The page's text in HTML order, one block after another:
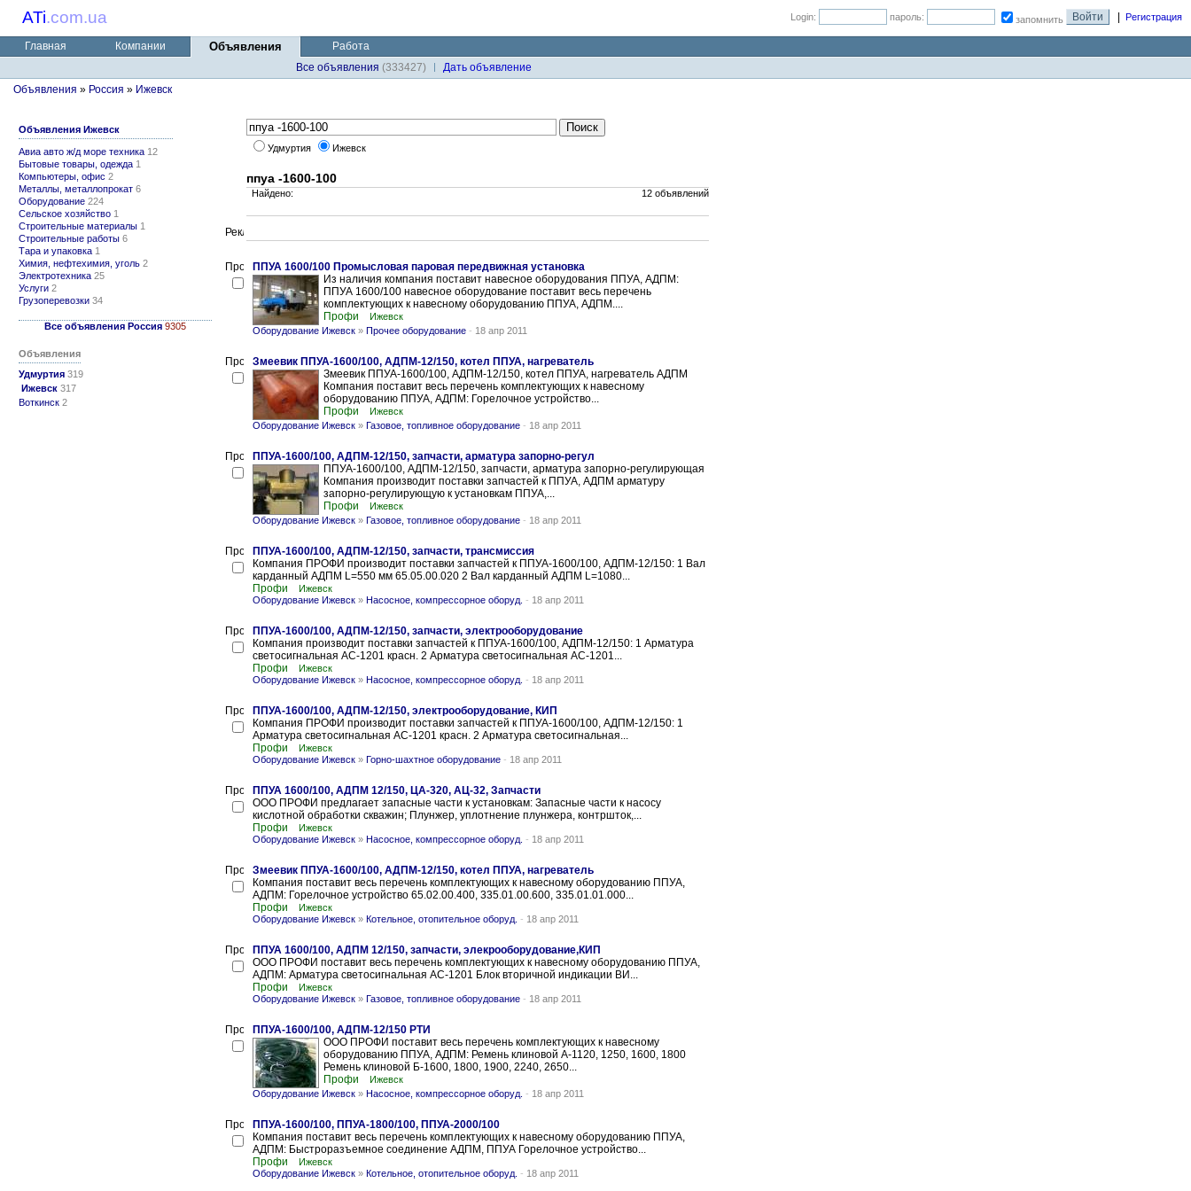
ATi.com.ua Login: пароль: запомнить Регистрация
Главная Компании Объявления
Работа
Все объявления (333427)
Дaть объявление
Объявления » Россия » Ижевск
Объявления Ижевск
Авиа авто ж/д море техника 12
Бытовые товары, одежда 1
Компьютеры, офис 2
Металлы, металлопрокат 6
Оборудование 224
Сельское хозяйство 1
Строительные материалы 1
Строительные работы 6
Тара и упаковка 1
Химия, нефтехимия, уголь 2
Электротехника 25
Услуги 2
Грузоперевозки 34
Все объявления Россия 9305
Объявления
Удмуртия 319
Ижевск 317
Воткинск 2
Удмуртия Ижевск
ппуа -1600-100
Найдено: 12 объявлений
ППУА 1600/100 Промысловая паровая передвижная установка
Из наличия компания поставит навесное оборудования ППУА, АДПМ:
ППУА 1600/100 навесное оборудование поставит весь перечень
комплектующих к навесному оборудованию ППУА, АДПМ....
Профи
Ижевск
Оборудование Ижевск » Прочее оборудование - 18 апр 2011
Змеевик ППУА-1600/100, АДПМ-12/150, котел ППУА, нагреватель
Змеевик ППУА-1600/100, АДПМ-12/150, котел ППУА, нагреватель АДПМ
Компания поставит весь перечень комплектующих к навесному
оборудованию ППУА, АДПМ: Горелочное устройство...
Профи
Ижевск
Оборудование Ижевск » Газовое, топливное оборудование - 18 апр 2011
ППУА-1600/100, АДПМ-12/150, запчасти, арматура запорно-регул
ППУА-1600/100, АДПМ-12/150, запчасти, арматура запорно-регулирующая
Компания производит поставки запчастей к ППУА, АДПМ арматуру
запорно-регулирующую к установкам ППУА,...
Профи
Ижевск
Оборудование Ижевск » Газовое, топливное оборудование - 18 апр 2011
ППУА-1600/100, АДПМ-12/150, запчасти, трансмиссия
Компания ПРОФИ производит поставки запчастей к ППУА-1600/100, АДПМ-12/150: 1 Вал
карданный АДПМ L=550 мм 65.05.00.020 2 Вал карданный АДПМ L=1080...
Профи
Ижевск
Оборудование Ижевск » Насосное, компрессорное оборуд. - 18 апр 2011
ППУА-1600/100, АДПМ-12/150, запчасти, электрооборудование
Компания производит поставки запчастей к ППУА-1600/100, АДПМ-12/150: 1 Арматура
светосигнальная АС-1201 красн. 2 Арматура светосигнальная АС-1201...
Профи
Ижевск
Оборудование Ижевск » Насосное, компрессорное оборуд. - 18 апр 2011
ППУА-1600/100, АДПМ-12/150, электрооборудование, КИП
Компания ПРОФИ производит поставки запчастей к ППУА-1600/100, АДПМ-12/150: 1
Арматура светосигнальная АС-1201 красн. 2 Арматура светосигнальная...
Профи
Ижевск
Оборудование Ижевск » Горно-шахтное оборудование - 18 апр 2011
ППУА 1600/100, АДПМ 12/150, ЦА-320, АЦ-32, Запчасти
ООО ПРОФИ предлагает запасные части к установкам: Запасные части к насосу
кислотной обработки скважин; Плунжер, уплотнение плунжера, контршток,...
Профи
Ижевск
Оборудование Ижевск » Насосное, компрессорное оборуд. - 18 апр 2011
Змеевик ППУА-1600/100, АДПМ-12/150, котел ППУА, нагреватель
Компания поставит весь перечень комплектующих к навесному оборудованию ППУА,
АДПМ: Горелочное устройство 65.02.00.400, 335.01.00.600, 335.01.01.000...
Профи
Ижевск
Оборудование Ижевск » Котельное, отопительное оборуд. - 18 апр 2011
ППУА 1600/100, АДПМ 12/150, запчасти, элекрооборудование,КИП
ООО ПРОФИ поставит весь перечень комплектующих к навесному оборудованию ППУА,
АДПМ: Арматура светосигнальная АС-1201 Блок вторичной индикации ВИ...
Профи
Ижевск
Оборудование Ижевск » Газовое, топливное оборудование - 18 апр 2011
ППУА-1600/100, АДПМ-12/150 РТИ
ООО ПРОФИ поставит весь перечень комплектующих к навесному
оборудованию ППУА, АДПМ: Ремень клиновой А-1120, 1250, 1600, 1800
Ремень клиновой Б-1600, 1800, 1900, 2240, 2650...
Профи
Ижевск
Оборудование Ижевск » Насосное, компрессорное оборуд. - 18 апр 2011
ППУА-1600/100, ППУА-1800/100, ППУА-2000/100
Компания поставит весь перечень комплектующих к навесному оборудованию ППУА,
АДПМ: Быстроразъемное соединение АДПМ, ППУА Горелочное устройство...
Профи
Ижевск
Оборудование Ижевск » Котельное, отопительное оборуд. - 18 апр 2011